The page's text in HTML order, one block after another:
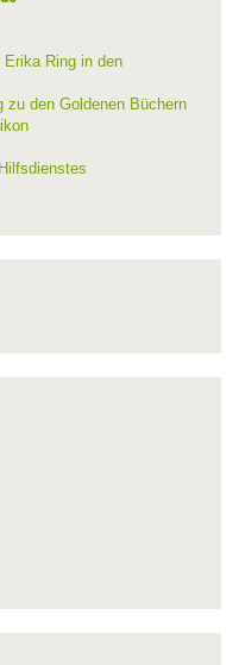
Ring in den
den Goldenen Büchern